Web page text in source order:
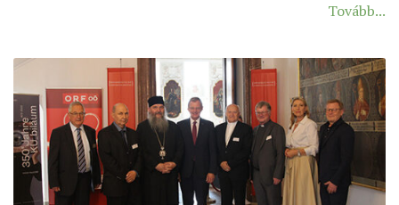
ARCHÍVUM
ARCHÍV ÉLETKÉPEK
SZINÓDUS
ORGANIGRAMMA
PÜSPÖKI DEKRÉTUM
Tovább...